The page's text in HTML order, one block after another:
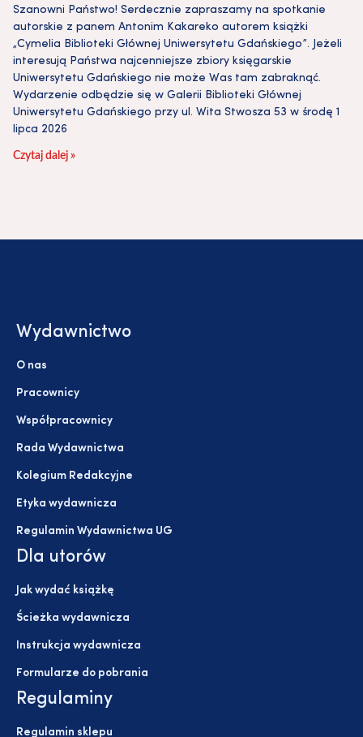
Szanowni Państwo! Serdecznie zapraszamy na spotkanie
autorskie z panem Antonim Kakareko autorem książki
„Cymelia Biblioteki Głównej Uniwersytetu Gdańskiego”. Jeżeli
interesują Państwa najcenniejsze zbiory księgarskie
Uniwersytetu Gdańskiego nie może Was tam zabraknąć.
Wydarzenie odbędzie się w Galerii Biblioteki Głównej
Uniwersytetu Gdańskiego przy ul. Wita Stwosza 53 w środę 1
lipca 2026
Czytaj dalej »
Wydawnictwo
O nas
Pracownicy
Współpracownicy
Rada Wydawnictwa
Kolegium Redakcyjne
Etyka wydawnicza
Regulamin Wydawnictwa UG
Dla utorów
Jak wydać książkę
Ścieżka wydawnicza
Instrukcja wydawnicza
Formularze do pobrania
Regulaminy
Regulamin sklepu